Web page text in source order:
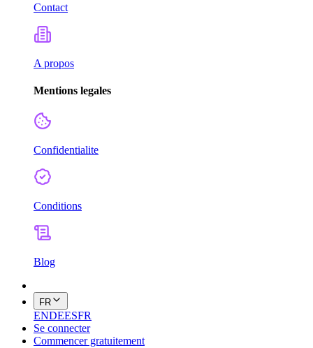
Contact
A propos
Mentions legales
Confidentialite
Conditions
Blog
FR
ENDEESFR
Se connecter
Commencer gratuitement